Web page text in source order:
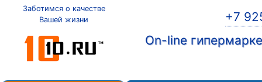
Заботимся о качестве
Вашей жизни
+7
On-line